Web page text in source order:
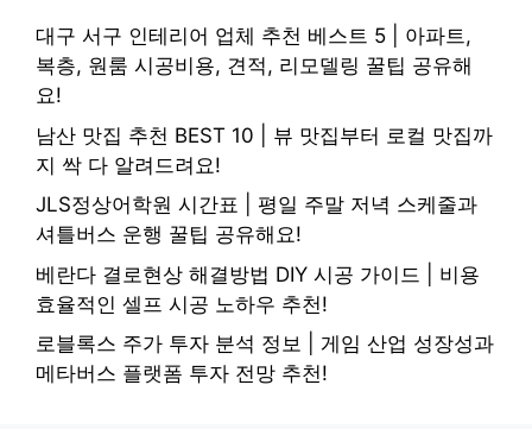
대구 서구 인테리어 업체 추천 베스트 5 | 아파트,
복층, 원룸 시공비용, 견적, 리모델링 꿀팁 공유해
요!
남산 맛집 추천 BEST 10 | 뷰 맛집부터 로컬 맛집까
지 싹 다 알려드려요!
JLS정상어학원 시간표 | 평일 주말 저녁 스케줄과
셔틀버스 운행 꿀팁 공유해요!
베란다 결로현상 해결방법 DIY 시공 가이드 | 비용
효율적인 셀프 시공 노하우 추천!
로블록스 주가 투자 분석 정보 | 게임 산업 성장성과
메타버스 플랫폼 투자 전망 추천!